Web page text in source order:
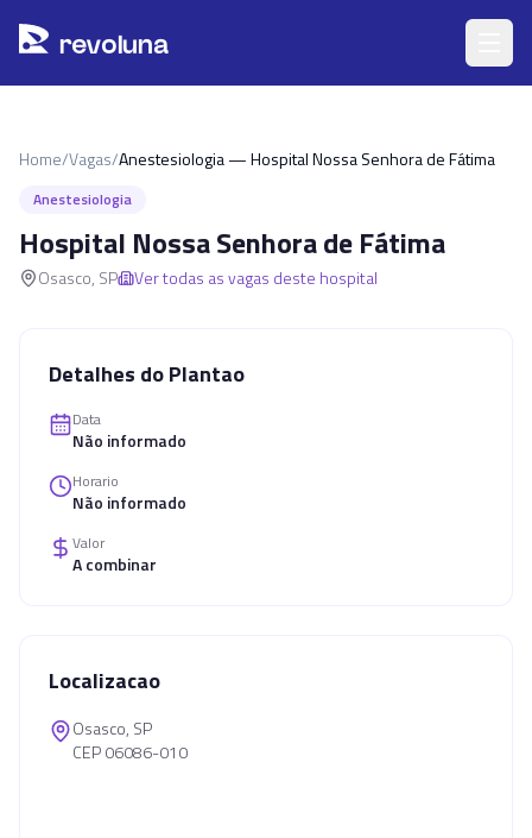
revoluna
Home/Vagas/Anestesiologia — Hospital Nossa Senhora de Fátima
Anestesiologia
Hospital Nossa Senhora de Fátima
Osasco, SP Ver todas as vagas deste hospital
Detalhes do Plantao
Data
Não informado
Horario
Não informado
Valor
A combinar
Localizacao
Osasco, SP
CEP 06086-010